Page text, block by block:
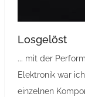
Losgelöst
... mit der
Elektronik war
einzelnen